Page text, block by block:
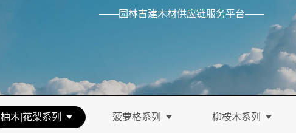
——园林古建木材供应链服务平台——
柚木|花梨系列 菠萝格系列 柳桉木系列